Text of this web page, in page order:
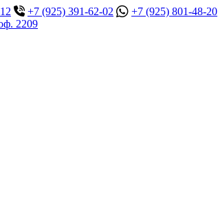
+7 (925) 391-62-02
+7 (925) 801-48-20
2209